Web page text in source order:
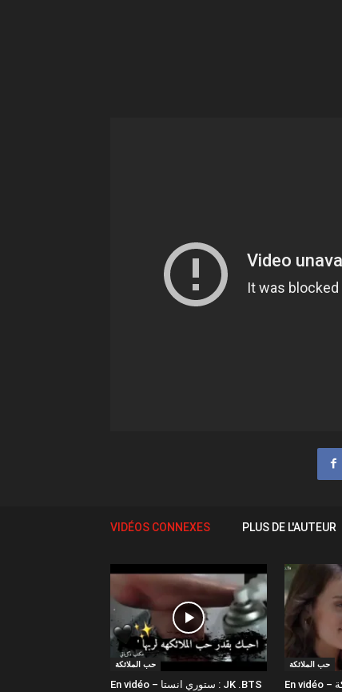
VIDÉOS CONNEXES PLUS DE L'AUTEUR
حب الملائكة
En vidéo – ستوري انستا : JK .BTS
حب الملائكة
En vidéo – مسلسل حب الملائكة